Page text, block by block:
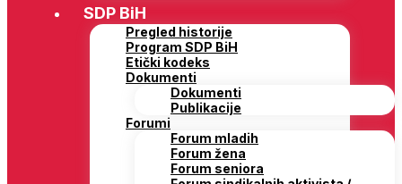
SDP BiH
Pregled historije
Program SDP BiH
Etički kodeks
Dokumenti
Dokumenti
Publikacije
Forumi
Forum mladih
Forum žena
Forum seniora